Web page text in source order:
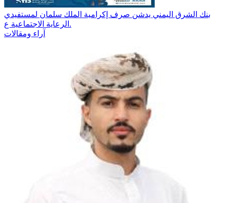
بنك الشرق اليمني يدشن صرف إكرامية الملك سلمان لمستفيدي
الرعاية الاجتماعية ع.
آراء ومقالات